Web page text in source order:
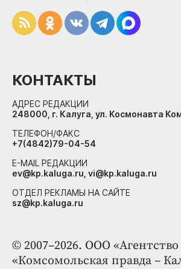
© 2007–2026. ООО «Агентство
«Комсомольская правда –
КОНТАКТЫ
АДРЕС РЕДАКЦИИ
248000, г. Калуга, ул. Космонавта
ТЕЛЕФОН/ФАКС
+7(4842)79-04-54
E-MAIL РЕДАКЦИИ
ev@kp.kaluga.ru, vi@kp.kaluga.ru
ОТДЕЛ РЕКЛАМЫ НА САЙТЕ
sz@kp.kaluga.ru